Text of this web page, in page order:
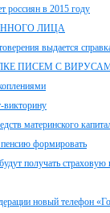
в 2015 году
ЛИЦА
выдается
ПИСЕМ С
викторину
материнского
формировать
получать страховую
новый телефон